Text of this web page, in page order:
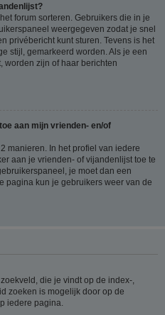
forum sorteren. Gebruikers die in je
weergegeven zodat je snel
privébericht kunt sturen. Tevens is het
stijl, gemarkeerd worden. Als je een
worden zijn of haar berichten
aan mijn vrienden- en/of
manieren. In het profiel van iedere
aan je vrienden- of vijandenlijst toe te
je moet dan een
pagina kun je gebruikers weer van de
die je vindt op de index-,
zoeken is mogelijk door op de
iedere pagina.